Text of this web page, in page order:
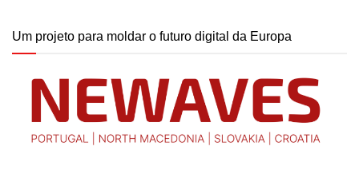
Um projeto para moldar o futuro digital da Europa